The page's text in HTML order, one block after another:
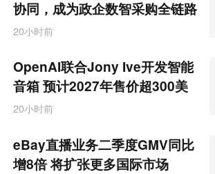
业
互
联
网
协同，成为政企数智采购全链路
服务商
20小时前
OpenAI联合Jony Ive开发智能
音箱 预计2027年售价超300美
元
20小时前
eBay直播业务二季度GMV同比
增8倍 将扩张更多国际市场